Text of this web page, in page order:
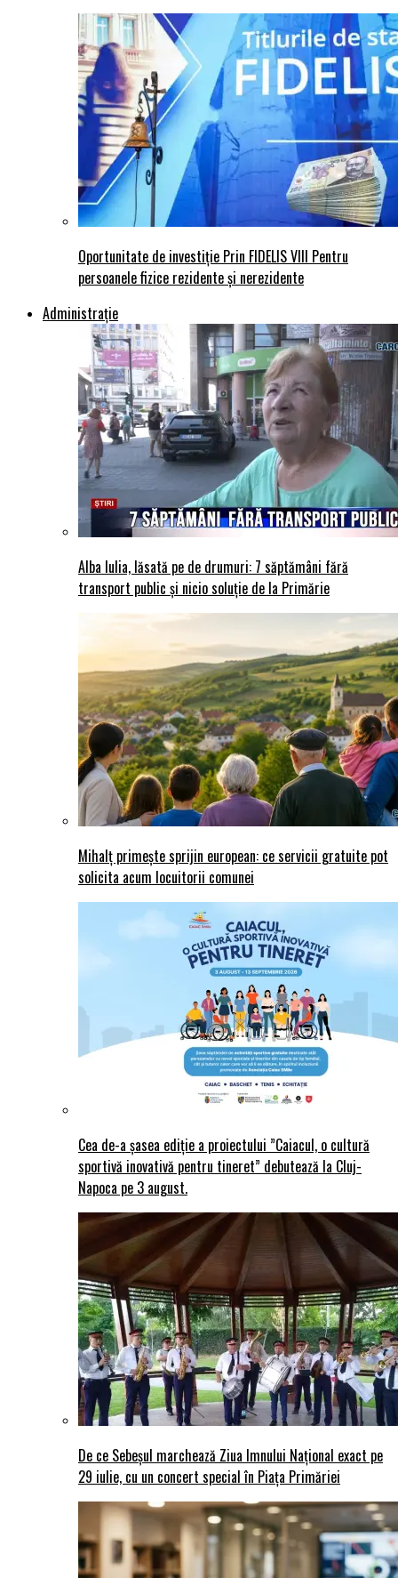
Oportunitate de investiție Prin FIDELIS VIII Pentru
persoanele fizice rezidente și nerezidente
Administraţie
Alba Iulia, lăsată pe de drumuri: 7 săptămâni fără
transport public și nicio soluție de la Primărie
Mihalț primește sprijin european: ce servicii gratuite pot
solicita acum locuitorii comunei
Cea de-a șasea ediție a proiectului ”Caiacul, o cultură
sportivă inovativă pentru tineret” debutează la Cluj-
Napoca pe 3 august.
De ce Sebeșul marchează Ziua Imnului Național exact pe
29 iulie, cu un concert special în Piața Primăriei